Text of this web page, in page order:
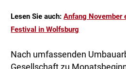
Lesen Sie auch:Anfang November
Festival in Wolfsburg
Nach umfassenden